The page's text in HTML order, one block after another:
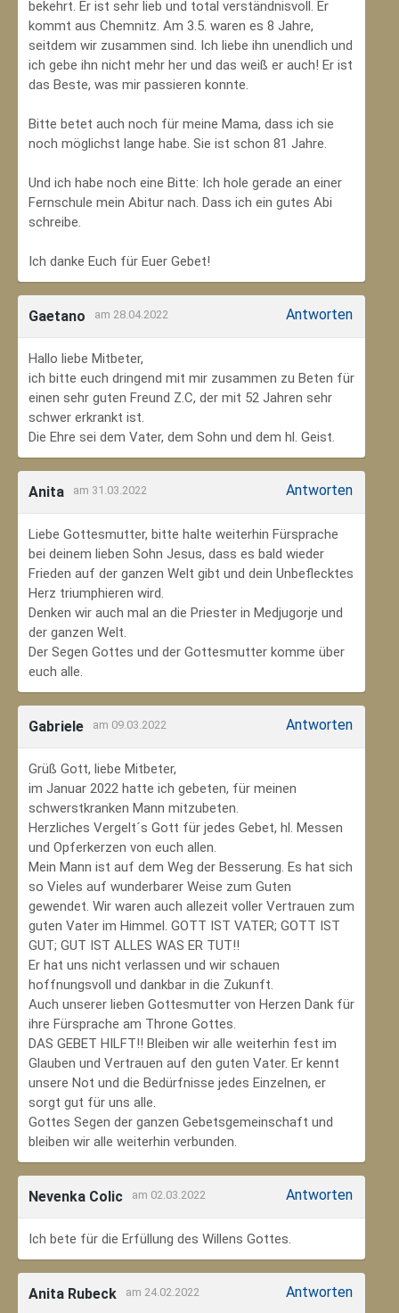
bekehrt. Er ist sehr lieb und total verständnisvoll. Er
kommt aus Chemnitz. Am 3.5. waren es 8 Jahre,
seitdem wir zusammen sind. Ich liebe ihn unendlich und
ich gebe ihn nicht mehr her und das weiß er auch! Er ist
das Beste, was mir passieren konnte.
Bitte betet auch noch für meine Mama, dass ich sie
noch möglichst lange habe. Sie ist schon 81 Jahre.
Und ich habe noch eine Bitte: Ich hole gerade an einer
Fernschule mein Abitur nach. Dass ich ein gutes Abi
schreibe.
Ich danke Euch für Euer Gebet!
Gaetano am 28.04.2022 Antworten
Hallo liebe Mitbeter,
ich bitte euch dringend mit mir zusammen zu Beten für
einen sehr guten Freund Z.C, der mit 52 Jahren sehr
schwer erkrankt ist.
Die Ehre sei dem Vater, dem Sohn und dem hl. Geist.
Anita am 31.03.2022 Antworten
Liebe Gottesmutter, bitte halte weiterhin Fürsprache
bei deinem lieben Sohn Jesus, dass es bald wieder
Frieden auf der ganzen Welt gibt und dein Unbeflecktes
Herz triumphieren wird.
Denken wir auch mal an die Priester in Medjugorje und
der ganzen Welt.
Der Segen Gottes und der Gottesmutter komme über
euch alle.
Gabriele am 09.03.2022 Antworten
Grüß Gott, liebe Mitbeter,
im Januar 2022 hatte ich gebeten, für meinen
schwerstkranken Mann mitzubeten.
Herzliches Vergelt´s Gott für jedes Gebet, hl. Messen
und Opferkerzen von euch allen.
Mein Mann ist auf dem Weg der Besserung. Es hat sich
so Vieles auf wunderbarer Weise zum Guten
gewendet. Wir waren auch allezeit voller Vertrauen zum
guten Vater im Himmel. GOTT IST VATER; GOTT IST
GUT; GUT IST ALLES WAS ER TUT!!
Er hat uns nicht verlassen und wir schauen
hoffnungsvoll und dankbar in die Zukunft.
Auch unserer lieben Gottesmutter von Herzen Dank für
ihre Fürsprache am Throne Gottes.
DAS GEBET HILFT!! Bleiben wir alle weiterhin fest im
Glauben und Vertrauen auf den guten Vater. Er kennt
unsere Not und die Bedürfnisse jedes Einzelnen, er
sorgt gut für uns alle.
Gottes Segen der ganzen Gebetsgemeinschaft und
bleiben wir alle weiterhin verbunden.
Nevenka Colic am 02.03.2022 Antworten
Ich bete für die Erfüllung des Willens Gottes.
Anita Rubeck am 24.02.2022 Antworten